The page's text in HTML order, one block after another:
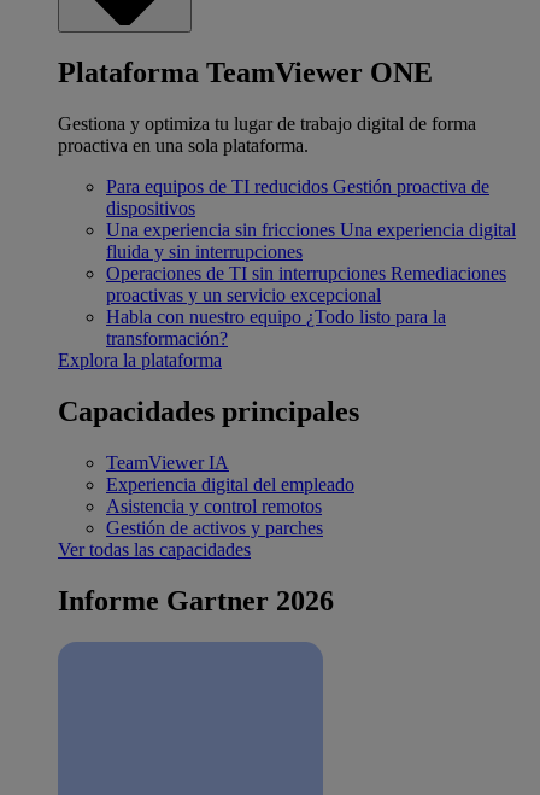
Plataforma TeamViewer ONE
Gestiona y optimiza tu lugar de trabajo digital de forma
proactiva en una sola plataforma.
Para equipos de TI reducidos Gestión proactiva de
dispositivos
Una experiencia sin fricciones Una experiencia digital
fluida y sin interrupciones
Operaciones de TI sin interrupciones Remediaciones
proactivas y un servicio excepcional
Habla con nuestro equipo ¿Todo listo para la
transformación?
Explora la plataforma
Capacidades principales
TeamViewer IA
Experiencia digital del empleado
Asistencia y control remotos
Gestión de activos y parches
Ver todas las capacidades
Informe Gartner 2026